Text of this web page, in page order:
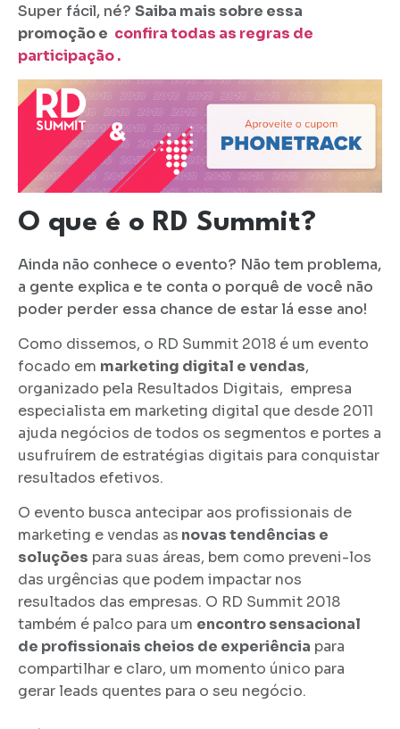
Super fácil, né? Saiba mais sobre essa
promoção e confira todas as regras de
participação .
O que é o RD Summit?
Ainda não conhece o evento? Não tem problema,
a gente explica e te conta o porquê de você não
poder perder essa chance de estar lá esse ano!
Como dissemos, o RD Summit 2018 é um evento
focado em marketing digital e vendas,
organizado pela Resultados Digitais, empresa
especialista em marketing digital que desde 2011
ajuda negócios de todos os segmentos e portes a
usufruírem de estratégias digitais para conquistar
resultados efetivos.
O evento busca antecipar aos profissionais de
marketing e vendas as novas tendências e
soluções para suas áreas, bem como preveni-los
das urgências que podem impactar nos
resultados das empresas. O RD Summit 2018
também é palco para um encontro sensacional
de profissionais cheios de experiência para
compartilhar e claro, um momento único para
gerar leads quentes para o seu negócio.